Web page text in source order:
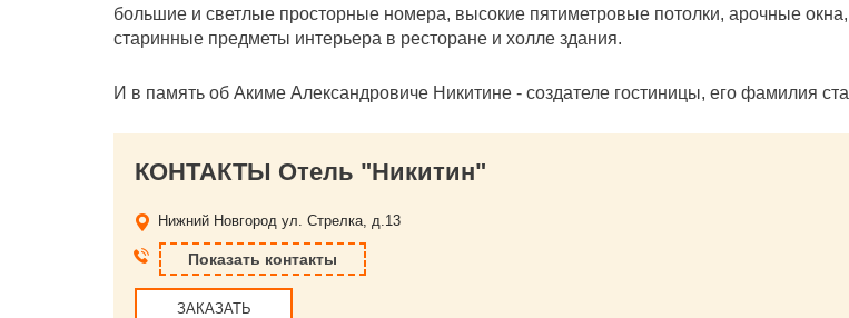
большие и светлые просторные номера, высокие пятиметровые потолки, арочные
старинные предметы интерьера в ресторане и холле здания.
И в память об Акиме Александровиче Никитине - создателе гостиницы, его фамилия
КОНТАКТЫ Отель "Никитин"
Нижний Новгород ул. Стрелка, д.13
Показать контакты
ЗАКАЗАТЬ